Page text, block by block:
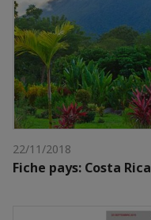
22/11/2018
Fiche pays: Costa Rica